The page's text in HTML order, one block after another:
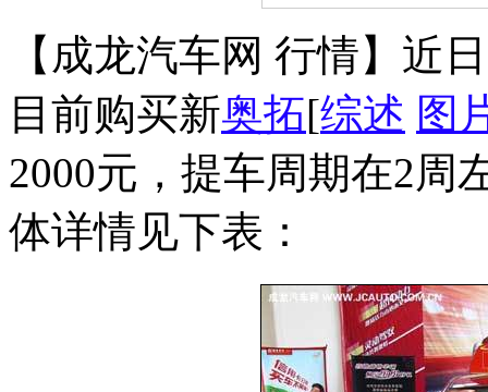
【成龙汽车网 行情】近
目前购买新奥拓[综述 图
2000元，提车周期在2周
体详情见下表：